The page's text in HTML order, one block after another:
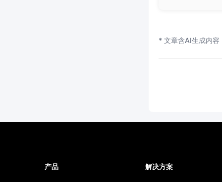
* 文章含AI生成内容
产品 解决方案